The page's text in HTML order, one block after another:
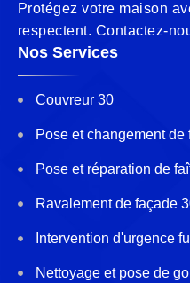
Protégez votre maison
respectent. Contactez-
Nos Services
Couvreur 30
Pose et changement
Pose et réparation de
Ravalement de façade
Intervention d'urgence
Nettoyage et pose de